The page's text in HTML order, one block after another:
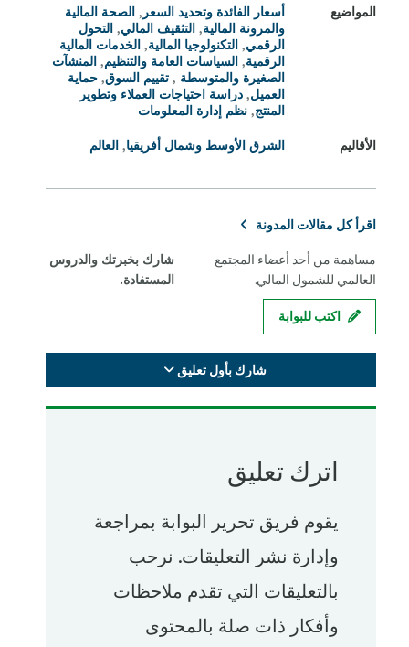
المواضيع أسعار الفائدة وتحديد السعر,الصحة المالية
والمرونة المالية,التثقيف المالي,التحول
الرقمي,التكنولوجيا المالية,الخدمات المالية
الرقمية,السياسات العامة والتنظيم,المنشآت
الصغيرة والمتوسطة,تقييم السوق,حماية
العميل,دراسة احتياجات العملاء وتطوير
المنتج,نظم إدارة المعلومات
الأقاليم
الشرق الأوسط وشمال أفريقيا,العالم
اقرأ كل مقالات المدونة
مساهمة من أحد أعضاء المجتمع
العالمي للشمول المالي.
شارك بخبرتك والدروس
المستفادة.
اكتب للبوابة
شارك بأول تعليق
اترك تعليق
يقوم فريق تحرير البوابة بمراجعة
وإدارة نشر التعليقات. نرحب
بالتعليقات التي تقدم ملاحظات
وأفكار ذات صلة بالمحتوى